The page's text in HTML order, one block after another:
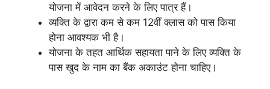
योजना में आवेदन करने के लिए पात्र हैं।
व्यक्ति के द्वारा कम से कम 12वीं क्लास को पास किया
होना आवश्यक भी है।
योजना के तहत आर्थिक सहायता पाने के लिए व्यक्ति के
पास खुद के नाम का बैंक अकाउंट होना चाहिए।